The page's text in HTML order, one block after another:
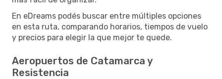
En eDreams podés buscar entre múltiples opciones
en esta ruta, comparando horarios, tiempos de vuelo
y precios para elegir la que mejor te quede.
Aeropuertos de Catamarca y
Resistencia